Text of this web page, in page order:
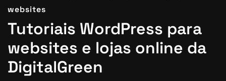
websites
Tutoriais WordPress para
websites e lojas online da
DigitalGreen